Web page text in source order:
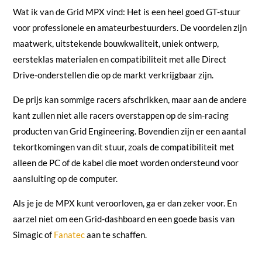
Wat ik van de Grid MPX vind: Het is een heel goed GT-stuur
voor professionele en amateurbestuurders. De voordelen zijn
maatwerk, uitstekende bouwkwaliteit, uniek ontwerp,
eersteklas materialen en compatibiliteit met alle Direct
Drive-onderstellen die op de markt verkrijgbaar zijn.
De prijs kan sommige racers afschrikken, maar aan de andere
kant zullen niet alle racers overstappen op de sim-racing
producten van Grid Engineering. Bovendien zijn er een aantal
tekortkomingen van dit stuur, zoals de compatibiliteit met
alleen de PC of de kabel die moet worden ondersteund voor
aansluiting op de computer.
Als je je de MPX kunt veroorloven, ga er dan zeker voor. En
aarzel niet om een Grid-dashboard en een goede basis van
Simagic of Fanatecaan te schaffen.